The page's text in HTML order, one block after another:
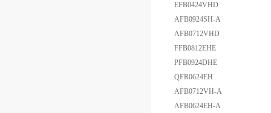
EFB0424VHD
AFB0924SH-A
AFB0712VHD
FFB0812EHE
PFB0924DHE
QFR0624EH
AFB0712VH-A
AFB0624EH-A